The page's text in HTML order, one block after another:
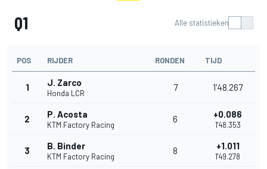
Q1 Alle statistieken
POS RIJDER RONDEN TIJD
1 J. Zarco
Honda LCR
7 1'48.267
2 P. Acosta
KTM Factory Racing
6 +0.086
1'48.353
3 B. Binder
KTM Factory Racing
8 +1.011
1'49.278